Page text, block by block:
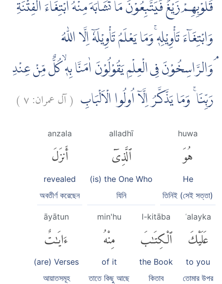
قُلُوْبِهِمْ زَيْغٌ فَيَتَّبِعُوْنَ مَا تَشَابَهَ مِنْهُ ابْتِغَاۤءَ الْفِتْنَةِ
وَابْتِغَاۤءَ تَأْوِيْلِهٖۚ وَمَا يَعْلَمُ تَأْوِيْلَهٗٓ اِلَّا اللّٰهُ
ۘوَالرَّاسِخُوْنَ فِى الْعِلْمِ يَقُوْلُوْنَ اٰمَنَّا بِهٖۙ كُلٌّ مِّنْ عِنْدِ
رَبِّنَا ۚ وَمَا يَذَّكَّرُ اِلَّآ اُولُوا الْاَلْبَابِ (آل عمران:٧)
huwa
هُوَ
He
তিনিই (সেই সত্তা)
alladhī
ٱلَّذِىٓ
(is) the One Who
যিনি
anzala
أَنزَلَ
revealed
অবতীর্ণ করেছেন
ʿalayka
عَلَيْكَ
to you
তোমার উপর
l-kitāba
ٱلْكِتَٰبَ
the Book
কিতাব
min'hu
مِنْهُ
of it
তাতে কিছু আছে
āyātun
ءَايَٰتٌ
(are) Verses
আয়াতসমূহ